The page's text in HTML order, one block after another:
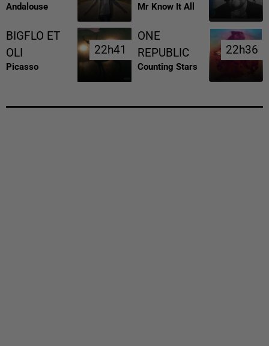
Andalouse Mr Know It All
BIGFLO ET
OLI
Picasso
22h41
22h41
ONE
REPUBLIC
Counting Stars
22h36
22h36